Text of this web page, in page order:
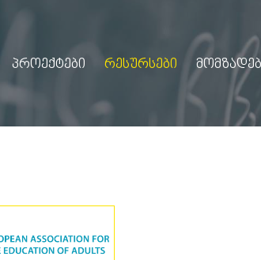
ᲞᲠᲝᲔᲥᲢᲔᲑᲘ ᲠᲔᲡᲣᲠᲡᲔᲑᲘ